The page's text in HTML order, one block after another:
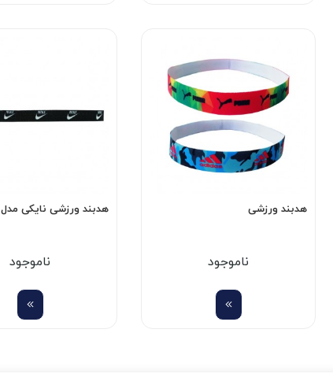
هدبند ورزشی
ناموجود
هدبند ورزشی نایکی مدل n12
ناموجود